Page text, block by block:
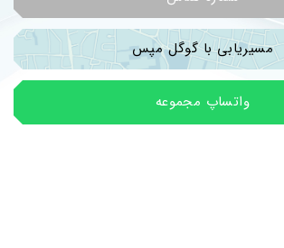
مسیریابی با گوگل مپس
واتساپ مجموعه